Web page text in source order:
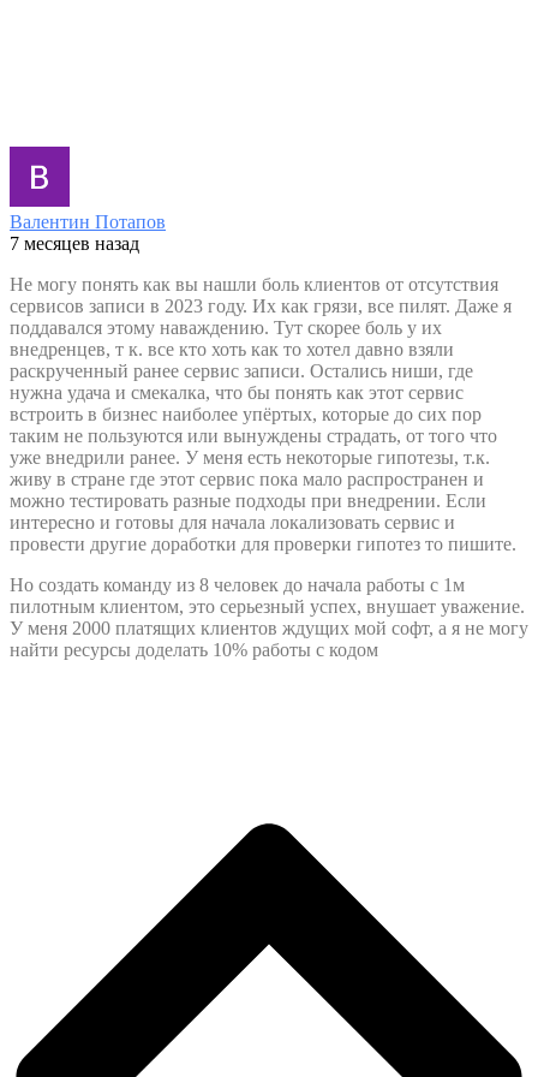
Валентин Потапов
7 месяцев назад
Не могу понять как вы нашли боль клиентов от отсутствия
сервисов записи в 2023 году. Их как грязи, все пилят. Даже я
поддавался этому наваждению. Тут скорее боль у их
внедренцев, т к. все кто хоть как то хотел давно взяли
раскрученный ранее сервис записи. Остались ниши, где
нужна удача и смекалка, что бы понять как этот сервис
встроить в бизнес наиболее упёртых, которые до сих пор
таким не пользуются или вынуждены страдать, от того что
уже внедрили ранее. У меня есть некоторые гипотезы, т.к.
живу в стране где этот сервис пока мало распространен и
можно тестировать разные подходы при внедрении. Если
интересно и готовы для начала локализовать сервис и
провести другие доработки для проверки гипотез то пишите.
Но создать команду из 8 человек до начала работы с 1м
пилотным клиентом, это серьезный успех, внушает уважение.
У меня 2000 платящих клиентов ждущих мой софт, а я не могу
найти ресурсы доделать 10% работы с кодом